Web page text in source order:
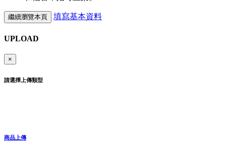
繼續瀏覽本頁 填寫基本資料
UPLOAD
×
請選擇上傳類型
商品上傳